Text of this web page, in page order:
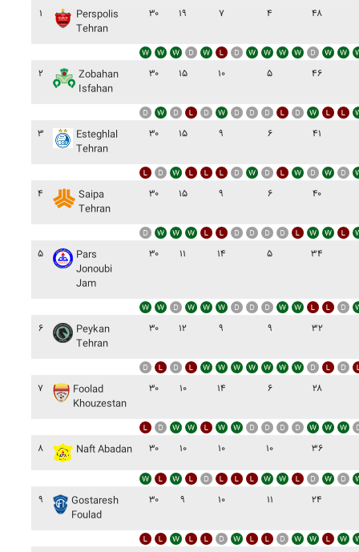
۱
Perspolis
Tehran
۳۰ ۱۹ ۷ ۴ ۴۸
۲
Zobahan
Isfahan
۳۰ ۱۵ ۱۰ ۵ ۴۶
۳
Esteghlal
Tehran
۳۰ ۱۵ ۹ ۶ ۴۱
۴
Saipa
Tehran
۳۰ ۱۵ ۹ ۶ ۴۰
۵
Pars
Jonoubi
Jam
۳۰ ۱۱ ۱۴ ۵ ۳۴
۶
Peykan
Tehran
۳۰ ۱۲ ۹ ۹ ۳۲
۷
Foolad
Khouzestan
۳۰ ۱۰ ۱۴ ۶ ۲۸
۸ Naft Abadan ۳۰ ۱۰ ۱۰ ۱۰ ۳۶
۹
Gostaresh
Foulad
۳۰ ۹ ۱۰ ۱۱ ۲۴